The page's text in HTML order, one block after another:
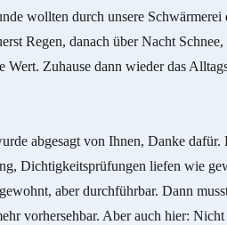
wollten durch unsere Schwärmerei
Regen, danach über Nacht
Zuhause dann wieder das
abgesagt von Ihnen, Danke dafür.
Dichtigkeitsprüfungen liefen wie
aber durchführbar. Dann
vorhersehbar. Aber auch hier: